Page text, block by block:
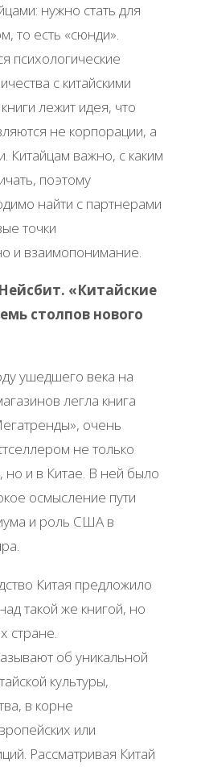
нужно стать для
то есть «сюнди».
психологические
с китайскими
лежит идея, что
не корпорации, а
Китайцам важно, с каким
поэтому
найти с партнерами
точки
и взаимопонимание.
«Китайские
столпов нового
ушедшего века на
легла книга
очень
не только
но и в Китае. В ней было
осмысление пути
и роль США в
Китая предложило
такой же книгой, но
стране.
об уникальной
культуры,
в корне
или
Рассматривая Китай